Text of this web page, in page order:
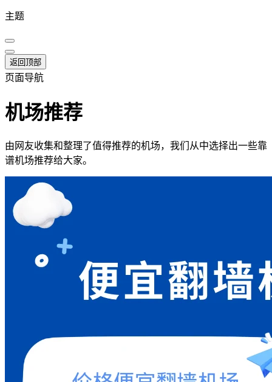
主题
返回顶部
页面导航
机场推荐
由网友收集和整理了值得推荐的机场，我们从中选择出一些靠
谱机场推荐给大家。